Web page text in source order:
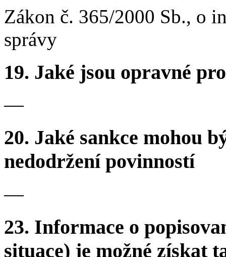
Zákon č. 365/2000 Sb., o
správy
19. Jaké jsou opravné
—
20. Jaké sankce mohou
nedodržení povinností
—
23. Informace o
situace) je možné získat